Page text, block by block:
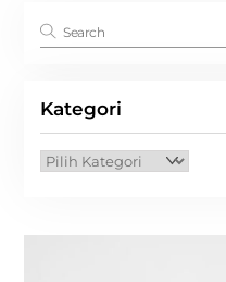
Kategori
Kategori